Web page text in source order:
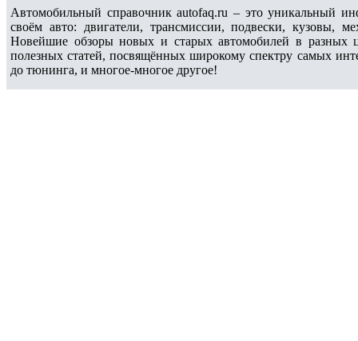
Автомобильный справочник autofaq.ru – это уникальный
своём авто: двигатели, трансмиссии, подвески, кузовы,
Новейшие обзоры новых и старых автомобилей в разных
полезных статей, посвящённых широкому спектру самых
до тюнинга, и многое-многое другое!